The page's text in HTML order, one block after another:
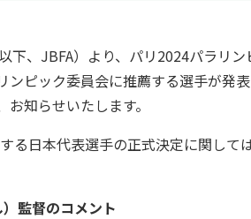
下、JBFA）より、パリ2024パラリ
ピック委員会に推薦する選手が発
知らせいたします。
る日本代表選手の正式決定に関して
監督のコメント